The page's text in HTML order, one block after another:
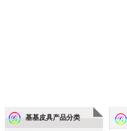
基基皮具产品分类